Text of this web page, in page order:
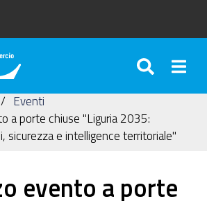
Eventi
a porte chiuse "Liguria 2035:
sicurezza e intelligence territoriale"
evento a porte